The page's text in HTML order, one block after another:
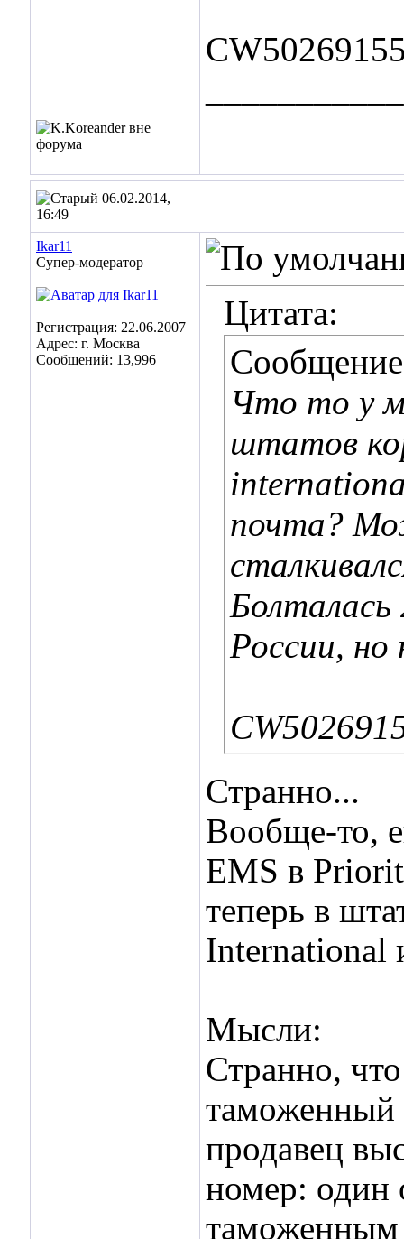
06.02.2014,
16:49
Ikar11
Супер-модератор
Регистрация: 22.06.2007
Адрес: г. Москва
Сообщений: 13,996
Цитата:
Что то у
штатов
почта?
Болталась
России, но
Странно...
Вообще-то,
EMS в
теперь в
International
Мысли:
Странно,
таможенный
продавец
номер: один
таможенным